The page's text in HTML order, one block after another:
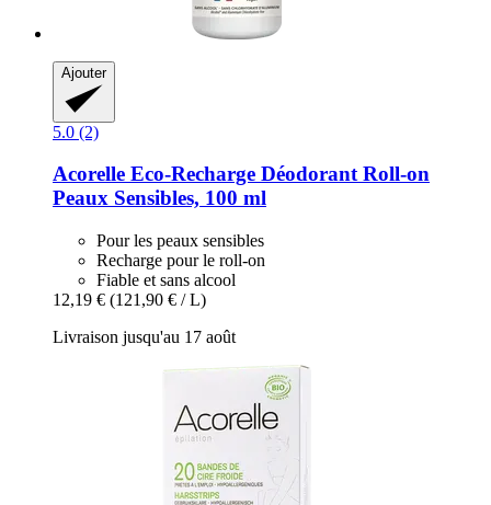
Ajouter
5.0 (2)
Acorelle Eco-​Recharge Déodorant Roll-​on
Peaux Sensibles, 100 ml
Pour les peaux sensibles
Recharge pour le roll-on
Fiable et sans alcool
12,19 € (121,90 € / L)
Livraison jusqu'au 17 août